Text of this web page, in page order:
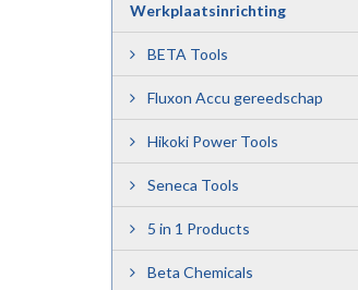
Werkplaatsinrichting
BETA Tools
Fluxon Accu gereedschap
Hikoki Power Tools
Seneca Tools
5 in 1 Products
Beta Chemicals